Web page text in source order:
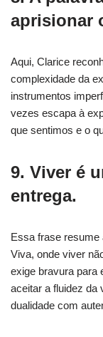
aprisionar
Aqui, Clarice
complexidade da
instrumentos
vezes escapa à
que sentimos e o
9. Viver é
entrega.
Essa frase resume
Viva, onde viver
exige bravura para
aceitar a fluidez da
dualidade com